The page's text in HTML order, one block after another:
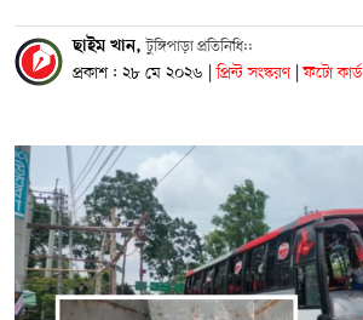
ছাইম খান,টুঙ্গিপাড়া প্রতিনিধি::
প্রকাশ : ২৮ মে ২০২৬ | প্রিন্ট সংস্করণ | ফটো কার্ড